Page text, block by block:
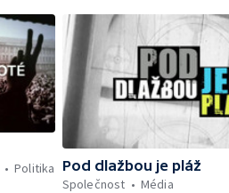
Politika
Pod dlažbou je pláž
Společnost
Média